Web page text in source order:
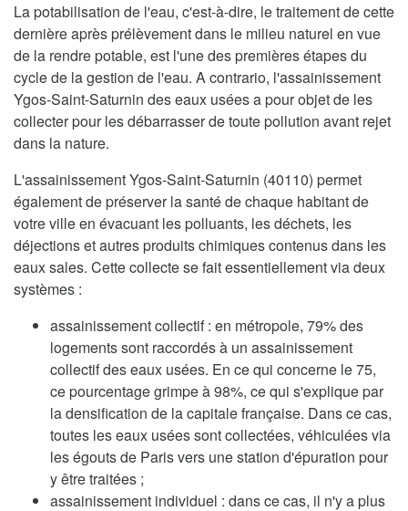
La potabilisation de l'eau, c'est-à-dire, le traitement de cette
dernière après prélèvement dans le milieu naturel en vue
de la rendre potable, est l'une des premières étapes du
cycle de la gestion de l'eau. A contrario, l'assainissement
Ygos-Saint-Saturnin des eaux usées a pour objet de les
collecter pour les débarrasser de toute pollution avant rejet
dans la nature.
L'assainissement Ygos-Saint-Saturnin (40110) permet
également de préserver la santé de chaque habitant de
votre ville en évacuant les polluants, les déchets, les
déjections et autres produits chimiques contenus dans les
eaux sales. Cette collecte se fait essentiellement via deux
systèmes :
assainissement collectif : en métropole, 79% des
logements sont raccordés à un assainissement
collectif des eaux usées. En ce qui concerne le 75,
ce pourcentage grimpe à 98%, ce qui s'explique par
la densification de la capitale française. Dans ce cas,
toutes les eaux usées sont collectées, véhiculées via
les égouts de Paris vers une station d'épuration pour
y être traitées ;
assainissement individuel : dans ce cas, il n'y a plus